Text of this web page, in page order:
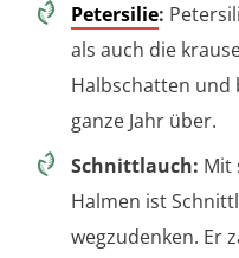
Petersilie:
als auch die
Halbschatten und
ganze Jahr über.
Schnittlauch: Mit
Halmen ist
wegzudenken. Er